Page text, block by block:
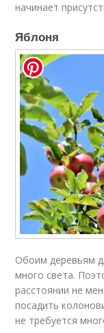
начинает
Яблоня
Обоим деревьям
много света.
расстоянии не
посадить
не требуется